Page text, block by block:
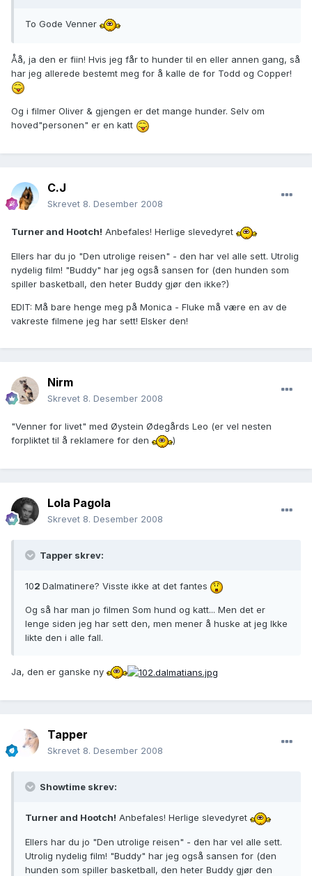
To Gode Venner
Åå, ja den er fiin! Hvis jeg får to hunder til en eller annen gang, så
har jeg allerede bestemt meg for å kalle de for Todd og Copper!
Og i filmer Oliver & gjengen er det mange hunder. Selv om
hoved"personen" er en katt
C.J
Skrevet 8. Desember 2008
Turner and Hootch! Anbefales! Herlige slevedyret
Ellers har du jo "Den utrolige reisen" - den har vel alle sett. Utrolig
nydelig film! "Buddy" har jeg også sansen for (den hunden som
spiller basketball, den heter Buddy gjør den ikke?)
EDIT: Må bare henge meg på Monica - Fluke må være en av de
vakreste filmene jeg har sett! Elsker den!
Nirm
Skrevet 8. Desember 2008
"Venner for livet" med Øystein Ødegårds Leo (er vel nesten
forpliktet til å reklamere for den
)
Lola Pagola
Skrevet 8. Desember 2008
Tapper skrev:
102 Dalmatinere? Visste ikke at det fantes
Og så har man jo filmen Som hund og katt... Men det er
lenge siden jeg har sett den, men mener å huske at jeg Ikke
likte den i alle fall.
Ja, den er ganske ny
Tapper
Skrevet 8. Desember 2008
Showtime skrev:
Turner and Hootch! Anbefales! Herlige slevedyret
Ellers har du jo "Den utrolige reisen" - den har vel alle sett.
Utrolig nydelig film! "Buddy" har jeg også sansen for (den
hunden som spiller basketball, den heter Buddy gjør den